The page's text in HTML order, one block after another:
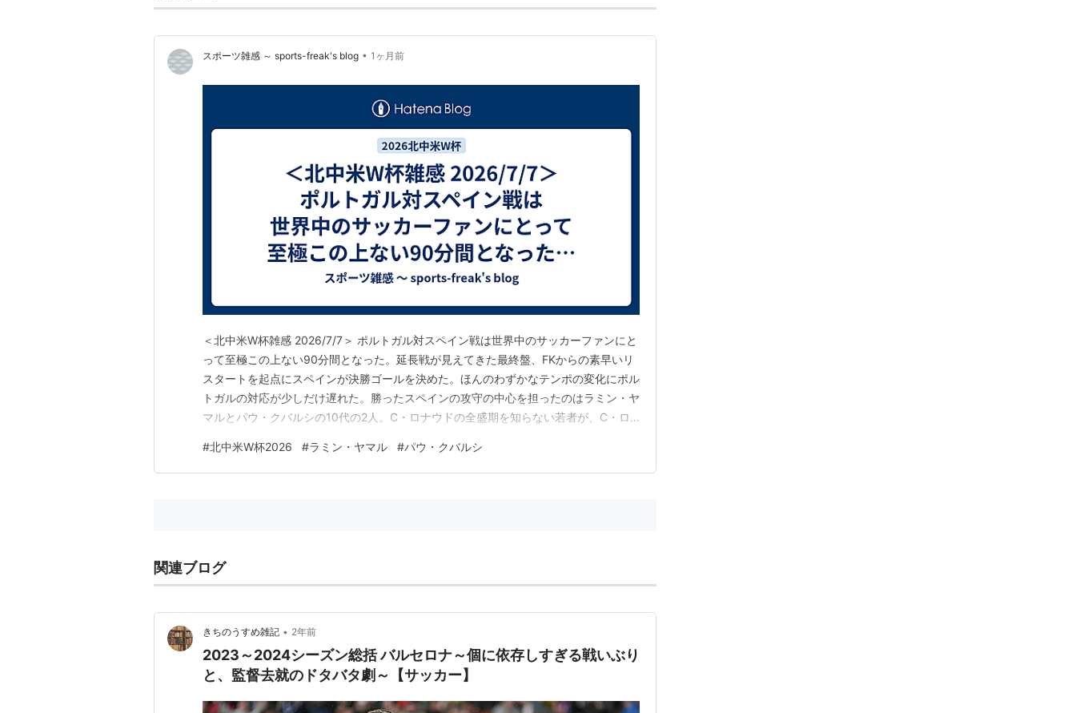
スポーツ雑感 ～ sports-freak's blog • 1ヶ月前
＜北中米W杯雑感 2026/7/7＞ ポルトガル対スペイン戦は世界中のサッカーファンにと
って至極この上ない90分間となった。延長戦が見えてきた最終盤、FKからの素早いリ
スタートを起点にスペインが決勝ゴールを決めた。ほんのわずかなテンポの変化にポル
トガルの対応が少しだけ遅れた。勝ったスペインの攻守の中心を担ったのはラミン・ヤ
マルとパウ・クバルシの10代の2人。C・ロナウドの全盛期を知らない若者が、C・ロ
#北中米W杯2026 #ラミン・ヤマル #パウ・クバルシ
関連ブログ
きちのうすめ雑記 • 2年前
2023～2024シーズン総括 バルセロナ～個に依存しすぎる戦いぶり
と、監督去就のドタバタ劇～【サッカー】